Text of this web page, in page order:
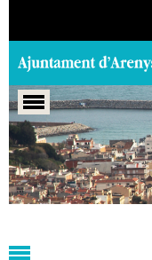
Portada > Agenda >
2026 > Marcs >